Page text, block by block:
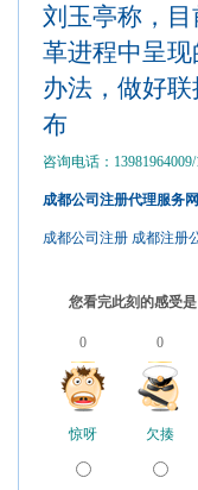
刘玉亭称，
革进程中呈
办法，做好
布
咨询电话：
成都公司注册代理服务网
成都公司注册 成都注册
您看完此刻的感受
0 0
惊呀 欠揍